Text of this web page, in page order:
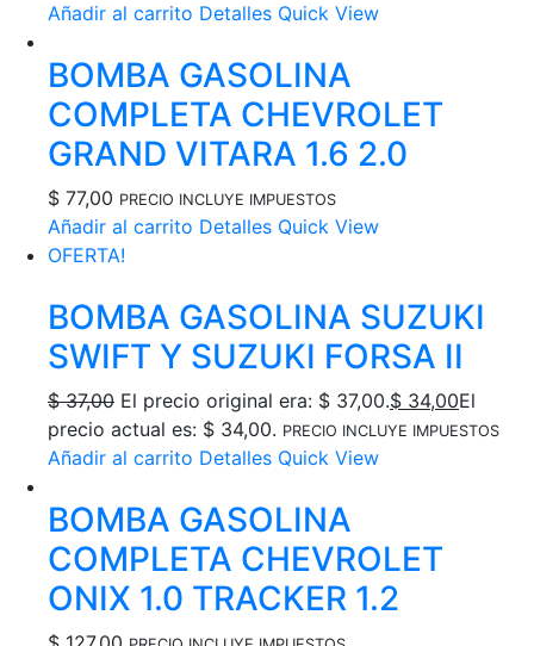
Añadir al carrito Detalles Quick View
BOMBA GASOLINA
COMPLETA CHEVROLET
GRAND VITARA 1.6 2.0
$ 77,00 PRECIO INCLUYE IMPUESTOS
Añadir al carrito Detalles Quick View
OFERTA!
BOMBA GASOLINA SUZUKI
SWIFT Y SUZUKI FORSA II
$37,00 El precio original era: $ 37,00.$ 34,00El
precio actual es: $ 34,00. PRECIO INCLUYE IMPUESTOS
Añadir al carrito Detalles Quick View
BOMBA GASOLINA
COMPLETA CHEVROLET
ONIX 1.0 TRACKER 1.2